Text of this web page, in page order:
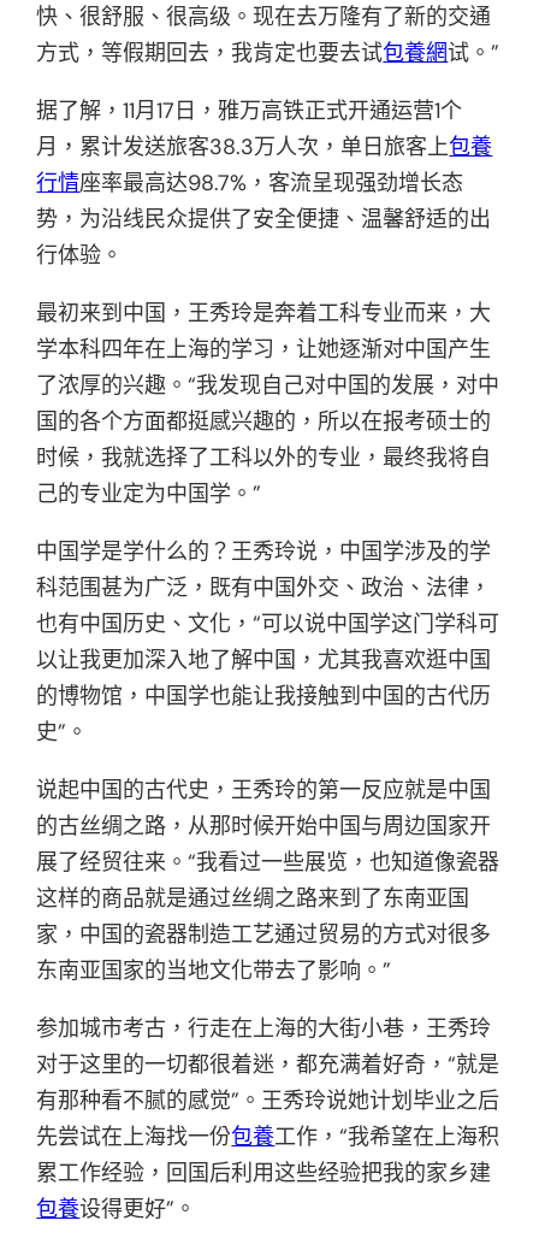
快、很舒服、很高级。现在去万隆有了新的交通
方式，等假期回去，我肯定也要去试包養網试。”
据了解，11月17日，雅万高铁正式开通运营1个
月，累计发送旅客38.3万人次，单日旅客上包養
行情座率最高达98.7%，客流呈现强劲增长态
势，为沿线民众提供了安全便捷、温馨舒适的出
行体验。
最初来到中国，王秀玲是奔着工科专业而来，大
学本科四年在上海的学习，让她逐渐对中国产生
了浓厚的兴趣。“我发现自己对中国的发展，对中
国的各个方面都挺感兴趣的，所以在报考硕士的
时候，我就选择了工科以外的专业，最终我将自
己的专业定为中国学。”
中国学是学什么的？王秀玲说，中国学涉及的学
科范围甚为广泛，既有中国外交、政治、法律，
也有中国历史、文化，“可以说中国学这门学科可
以让我更加深入地了解中国，尤其我喜欢逛中国
的博物馆，中国学也能让我接触到中国的古代历
史”。
说起中国的古代史，王秀玲的第一反应就是中国
的古丝绸之路，从那时候开始中国与周边国家开
展了经贸往来。“我看过一些展览，也知道像瓷器
这样的商品就是通过丝绸之路来到了东南亚国
家，中国的瓷器制造工艺通过贸易的方式对很多
东南亚国家的当地文化带去了影响。”
参加城市考古，行走在上海的大街小巷，王秀玲
对于这里的一切都很着迷，都充满着好奇，“就是
有那种看不腻的感觉”。王秀玲说她计划毕业之后
先尝试在上海找一份包養工作，“我希望在上海积
累工作经验，回国后利用这些经验把我的家乡建
包養设得更好”。